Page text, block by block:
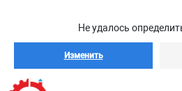
Не удалось
Изменить